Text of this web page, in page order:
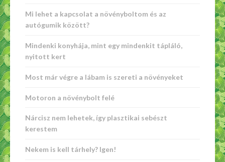
Mi lehet a kapcsolat a növényboltom és az
autógumik között?
Mindenki konyhája, mint egy mindenkit tápláló,
nyitott kert
Most már végre a lábam is szereti a növényeket
Motoron a növénybolt felé
Nárcisz nem lehetek, így plasztikai sebészt
kerestem
Nekem is kell tárhely? Igen!